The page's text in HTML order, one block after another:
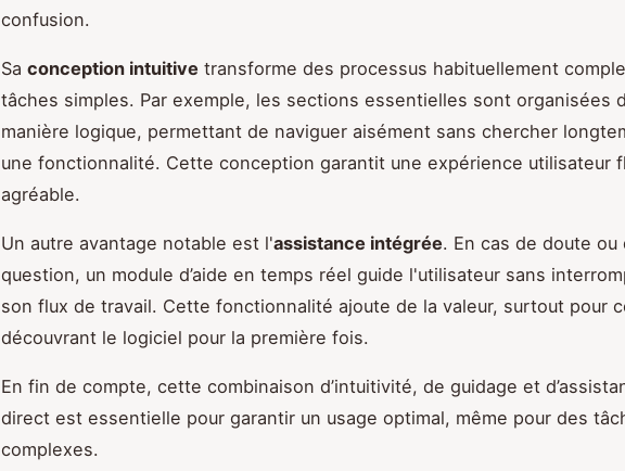
confusion.
Sa conception intuitive transforme des processus habituellement
tâches simples. Par exemple, les sections essentielles sont organisées
manière logique, permettant de naviguer aisément sans chercher
une fonctionnalité. Cette conception garantit une expérience utilisateur
agréable.
Un autre avantage notable est l'assistance intégrée. En cas de doute ou
question, un module d’aide en temps réel guide l'utilisateur sans
son flux de travail. Cette fonctionnalité ajoute de la valeur, surtout pour
découvrant le logiciel pour la première fois.
En fin de compte, cette combinaison d’intuitivité, de guidage et
direct est essentielle pour garantir un usage optimal, même pour des
complexes.